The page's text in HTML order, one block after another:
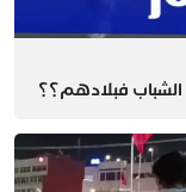
الشباب فبلادهم؟؟